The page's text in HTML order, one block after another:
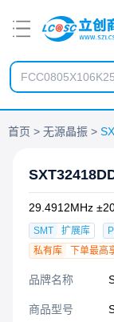
首页 无源晶振
29.4912MHz
SMT 扩展库
私有库
下单最高
品牌名称
商品型号